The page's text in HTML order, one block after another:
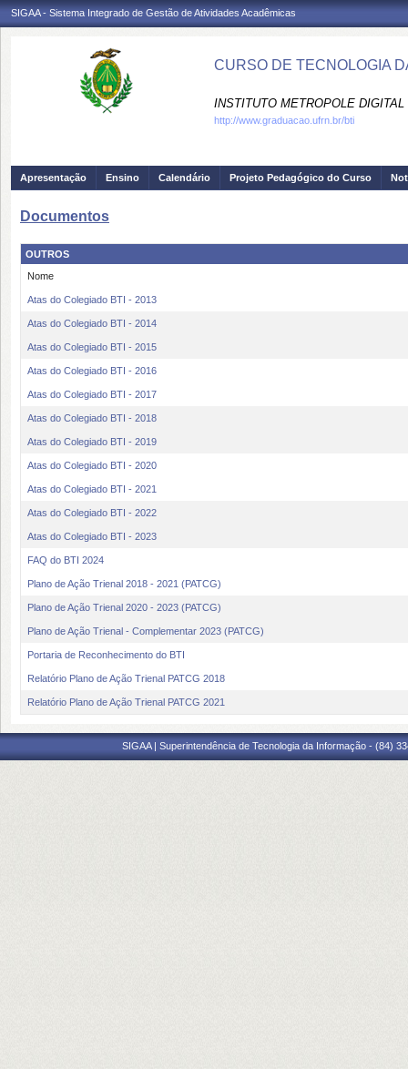
SIGAA - Sistema Integrado de Gestão de Atividades Acadêmicas
CURSO DE TECNOLOGIA
INSTITUTO METROPOLE DIGITAL
http://www.graduacao.ufrn.br/bti
Apresentação Ensino Calendário Projeto Pedagógico do Curso
Documentos
OUTROS
Nome
Atas do Colegiado BTI - 2013
Atas do Colegiado BTI - 2014
Atas do Colegiado BTI - 2015
Atas do Colegiado BTI - 2016
Atas do Colegiado BTI - 2017
Atas do Colegiado BTI - 2018
Atas do Colegiado BTI - 2019
Atas do Colegiado BTI - 2020
Atas do Colegiado BTI - 2021
Atas do Colegiado BTI - 2022
Atas do Colegiado BTI - 2023
FAQ do BTI 2024
Plano de Ação Trienal 2018 - 2021 (PATCG)
Plano de Ação Trienal 2020 - 2023 (PATCG)
Plano de Ação Trienal - Complementar 2023 (PATCG)
Portaria de Reconhecimento do BTI
Relatório Plano de Ação Trienal PATCG 2018
Relatório Plano de Ação Trienal PATCG 2021
SIGAA | Superintendência de Tecnologia da Informação - (84)